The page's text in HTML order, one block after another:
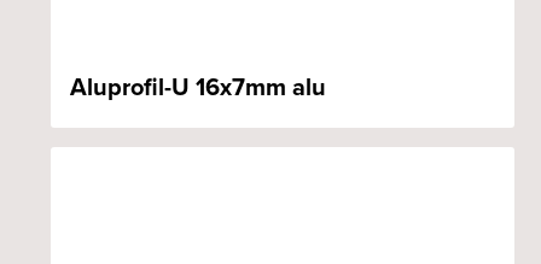
Aluprofil-U 16x7mm alu